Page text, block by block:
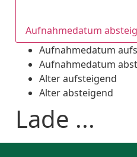
Aufnahmedatum
Aufnahmedatum
Aufnahmedatum
Alter aufsteigend
Alter absteigend
Lade ...